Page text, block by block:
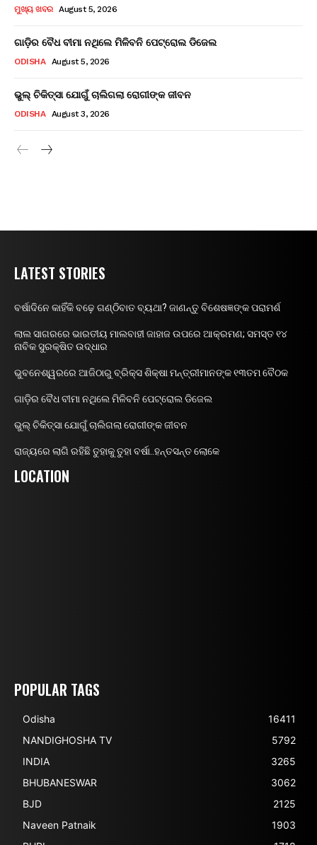
ମୁଖ୍ୟ ଖବର August 5, 2026
ଗାଡ଼ିର ବୈଧ ବୀମା ନଥିଲେ ମିଳିବନି ପେଟ୍ରୋଲ ଡିଜେଲ
ODISHA August 5, 2026
ଭୁଲ୍ ଚିକିତ୍ସା ଯୋଗୁଁ ଚାଲିଗଲା ରୋଗୀଙ୍କ ଜୀବନ
ODISHA August 3, 2026
LATEST STORIES
ବର୍ଷାଦିନେ କାହିଁକି ବଢ଼େ ଗଣ୍ଠିବାତ ବ୍ୟଥା? ଜାଣନ୍ତୁ ବିଶେଷଜ୍ଞଙ୍କ ପରାମର୍ଶ
ଲାଲ ସାଗରରେ ଭାରତୀୟ ମାଲବାହୀ ଜାହାଜ ଉପରେ ଆକ୍ରମଣ; ସମସ୍ତ ୧୪
ନାବିକ ସୁରକ୍ଷିତ ଉଦ୍ଧାର
ଭୁବନେଶ୍ୱରରେ ଆଜିଠାରୁ ବ୍ରିକ୍ସ ଶିକ୍ଷା ମନ୍ତ୍ରୀମାନଙ୍କ ୧୩ତମ ବୈଠକ
ଗାଡ଼ିର ବୈଧ ବୀମା ନଥିଲେ ମିଳିବନି ପେଟ୍ରୋଲ ଡିଜେଲ
ଭୁଲ୍ ଚିକିତ୍ସା ଯୋଗୁଁ ଚାଲିଗଲା ରୋଗୀଙ୍କ ଜୀବନ
ରାଜ୍ୟରେ ଲାଗି ରହିଛି ତୁହାକୁ ତୁହା ବର୍ଷା..ହନ୍ତସନ୍ତ ଲୋକେ
LOCATION
POPULAR TAGS
Odisha
16411
NANDIGHOSHA TV
5792
INDIA
3265
BHUBANESWAR
3062
BJD
2125
Naveen Patnaik
1903